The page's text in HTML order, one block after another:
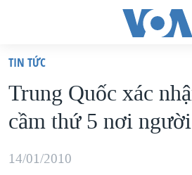
truy
cập
Tới
dung
VIỆT NAM
HOA KỲ
BIỂN ĐÔNG
TIN TỨC
Trung Quốc xác
cầm thứ 5 nơi người
14/01/2010